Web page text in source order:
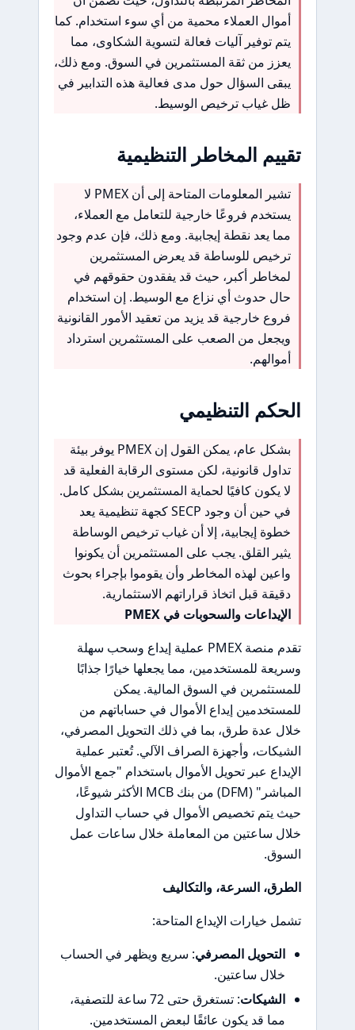
أموال العملاء محمية من أي سوء استخدام. كما
يتم توفير آليات فعالة لتسوية الشكاوى، مما
يعزز من ثقة المستثمرين في السوق. ومع ذلك،
يبقى السؤال حول مدى فعالية هذه التدابير في
ظل غياب ترخيص الوسيط.
تقييم المخاطر التنظيمية
تشير المعلومات المتاحة إلى أن PMEX لا
يستخدم فروعًا خارجية للتعامل مع العملاء،
مما يعد نقطة إيجابية. ومع ذلك، فإن عدم وجود
ترخيص للوساطة قد يعرض المستثمرين
لمخاطر أكبر، حيث قد يفقدون حقوقهم في
حال حدوث أي نزاع مع الوسيط. إن استخدام
فروع خارجية قد يزيد من تعقيد الأمور القانونية
ويجعل من الصعب على المستثمرين استرداد
أموالهم.
الحكم التنظيمي
بشكل عام، يمكن القول إن PMEX يوفر بيئة
تداول قانونية، لكن مستوى الرقابة الفعلية قد
لا يكون كافيًا لحماية المستثمرين بشكل كامل.
في حين أن وجود SECP كجهة تنظيمية يعد
خطوة إيجابية، إلا أن غياب ترخيص الوساطة
يثير القلق. يجب على المستثمرين أن يكونوا
واعين لهذه المخاطر وأن يقوموا بإجراء بحوث
دقيقة قبل اتخاذ قراراتهم الاستثمارية.
الإيداعات والسحوبات في PMEX
تقدم منصة PMEX عملية إيداع وسحب سهلة
وسريعة للمستخدمين، مما يجعلها خيارًا جذابًا
للمستثمرين في السوق المالية. يمكن
للمستخدمين إيداع الأموال في حساباتهم من
خلال عدة طرق، بما في ذلك التحويل المصرفي،
الشيكات، وأجهزة الصراف الآلي. تُعتبر عملية
الإيداع عبر تحويل الأموال باستخدام "جمع الأموال
المباشر" (DFM) من بنك MCB الأكثر شيوعًا،
حيث يتم تخصيص الأموال في حساب التداول
خلال ساعتين من المعاملة خلال ساعات عمل
السوق.
الطرق، السرعة، والتكاليف
تشمل خيارات الإيداع المتاحة:
التحويل المصرفي: سريع ويظهر في الحساب
خلال ساعتين.
الشيكات
: تستغرق حتى 72 ساعة للتصفية،
مما قد يكون عائقًا لبعض المستخدمين.